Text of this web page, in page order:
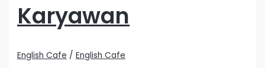
Karyawan
English Cafe /English Cafe